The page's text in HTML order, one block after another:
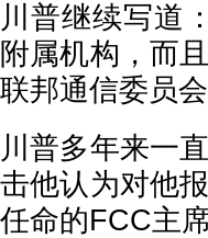
川普继续写道
附属机构，而
联邦通信委员
川普多年来一
击他认为对他
任命的FCC主